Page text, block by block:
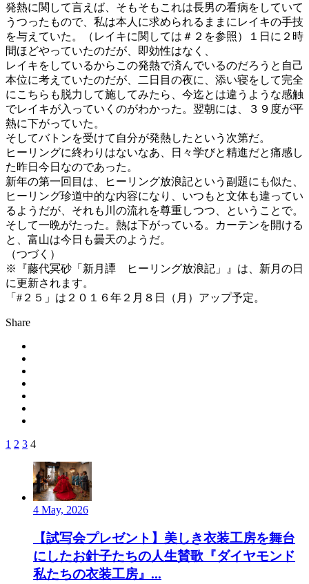
発熱に関して言えば、そもそもこれは長男の看病をしていて
うつったもので、私は本人に求められるままにレイキの手技
を与えていた。（レイキに関しては＃２を参照）１日に２時
間ほどやっていたのだが、即効性はなく、
レイキをしているからこの発熱で済んでいるのだろうと自己
本位に考えていたのだが、二日目の夜に、添い寝をして完全
にこちらも脱力して施してみたら、今迄とは違うような感触
でレイキが入っていくのがわかった。翌朝には、３９度が平
熱に下がっていた。
そしてバトンを受けて自分が発熱したという次第だ。
ヒーリングに終わりはないなあ、日々学びと精進だと痛感し
た昨日今日なのであった。
新年の第一回目は、ヒーリング放浪記という副題にも似た、
ヒーリング珍道中的な内容になり、いつもと文体も違ってい
るようだが、それも川の流れを尊重しつつ、ということで。
そして一晩がたった。熱は下がっている。カーテンを開ける
と、富山は今日も曇天のようだ。
（つづく）
※『藤代冥砂「新月譚 ヒーリング放浪記」』は、新月の日
に更新されます。
「#２５」は２０１６年２月８日（月）アップ予定。
Share
1 2 3 4
4 May, 2026
【試写会プレゼント】美しき衣装工房を舞台
にしたお針子たちの人生賛歌『ダイヤモンド
私たちの衣装工房』...